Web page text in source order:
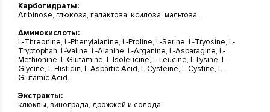
Карбогидраты:
Aribinose, глюкоза, галактоза, ксилоза, мальтоза.
Аминокислоты:
L-Threonine, L-Phenylalanine, L-Proline, L-Serine, L-Tryosine, L-
Tryptophan, L-Valine, L-Alanine, L-Arganine, L-Asparagine, L-
Methionine, L-Glutamine, L-Isoleucine, L-Leucine, L-Lysine, L-
Glycine, L-Histidin, L-Aspartic Acid, L-Cysteine, L-Cystine, L-
Glutamic Acid.
Экстракты:
клюквы, винограда, дрожжей и солода.